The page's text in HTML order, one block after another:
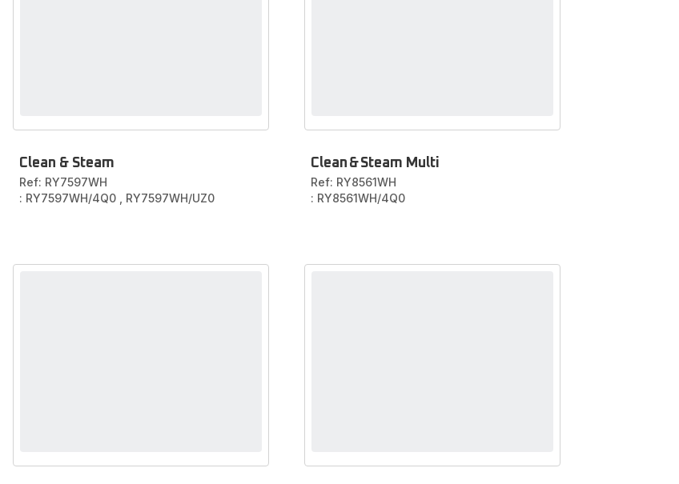
Clean & Steam
Ref: RY7597WH
: RY7597WH/4Q0
RY7597WH/UZ0
Clean & Steam Multi
Ref: RY8561WH
: RY8561WH/4Q0